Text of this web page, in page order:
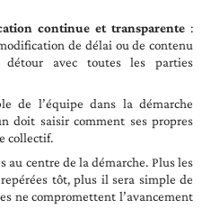
continue et transparente :
de délai ou de contenu
avec toutes les parties
de l’équipe dans la démarche
doit saisir comment ses propres
collectif.
au centre de la démarche. Plus les
tôt, plus il sera simple de
ne compromettent l’avancement